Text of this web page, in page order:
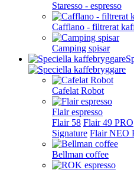
Staresso - espresso
Cafflano - filtrerat
Camping spisar
Cafelat Robot
Flair espresso
Flair 58 Flair 49 PRO
Signature Flair NEO
Bellman coffee